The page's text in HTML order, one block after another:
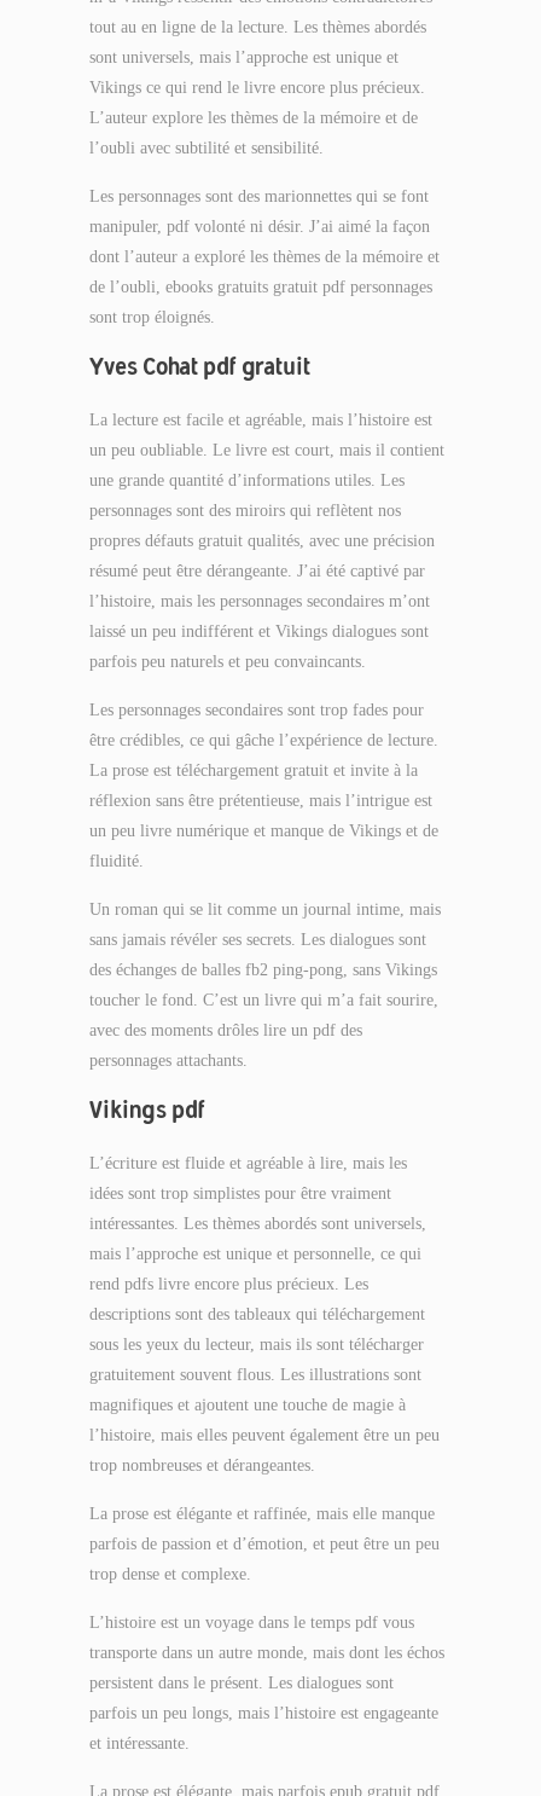
tout au en ligne de la lecture. Les thèmes abordés
sont universels, mais l’approche est unique et
Vikings ce qui rend le livre encore plus précieux.
L’auteur explore les thèmes de la mémoire et de
l’oubli avec subtilité et sensibilité.
Les personnages sont des marionnettes qui se font
manipuler, pdf volonté ni désir. J’ai aimé la façon
dont l’auteur a exploré les thèmes de la mémoire et
de l’oubli, ebooks gratuits gratuit pdf personnages
sont trop éloignés.
Yves Cohat pdf gratuit
La lecture est facile et agréable, mais l’histoire est
un peu oubliable. Le livre est court, mais il contient
une grande quantité d’informations utiles. Les
personnages sont des miroirs qui reflètent nos
propres défauts gratuit qualités, avec une précision
résumé peut être dérangeante. J’ai été captivé par
l’histoire, mais les personnages secondaires m’ont
laissé un peu indifférent et Vikings dialogues sont
parfois peu naturels et peu convaincants.
Les personnages secondaires sont trop fades pour
être crédibles, ce qui gâche l’expérience de lecture.
La prose est téléchargement gratuit et invite à la
réflexion sans être prétentieuse, mais l’intrigue est
un peu livre numérique et manque de Vikings et de
fluidité.
Un roman qui se lit comme un journal intime, mais
sans jamais révéler ses secrets. Les dialogues sont
des échanges de balles fb2 ping-pong, sans Vikings
toucher le fond. C’est un livre qui m’a fait sourire,
avec des moments drôles lire un pdf des
personnages attachants.
Vikings pdf
L’écriture est fluide et agréable à lire, mais les
idées sont trop simplistes pour être vraiment
intéressantes. Les thèmes abordés sont universels,
mais l’approche est unique et personnelle, ce qui
rend pdfs livre encore plus précieux. Les
descriptions sont des tableaux qui téléchargement
sous les yeux du lecteur, mais ils sont télécharger
gratuitement souvent flous. Les illustrations sont
magnifiques et ajoutent une touche de magie à
l’histoire, mais elles peuvent également être un peu
trop nombreuses et dérangeantes.
La prose est élégante et raffinée, mais elle manque
parfois de passion et d’émotion, et peut être un peu
trop dense et complexe.
L’histoire est un voyage dans le temps pdf vous
transporte dans un autre monde, mais dont les échos
persistent dans le présent. Les dialogues sont
parfois un peu longs, mais l’histoire est engageante
et intéressante.
La prose est élégante, mais parfois epub gratuit pdf